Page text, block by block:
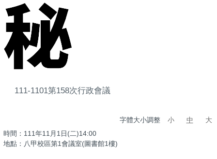
111-1101第158次行政會議
字體大小調整 小 中
大
時間：111年11月1日(二)14:00
地點：八甲校區第1會議室(圖書館1樓)